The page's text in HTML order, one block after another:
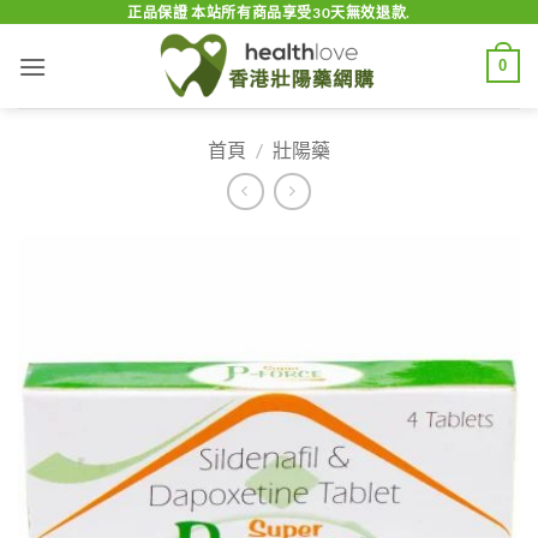
content
正品保證 本站所有商品享受30天無效退款.
0
首頁 / 壯陽藥